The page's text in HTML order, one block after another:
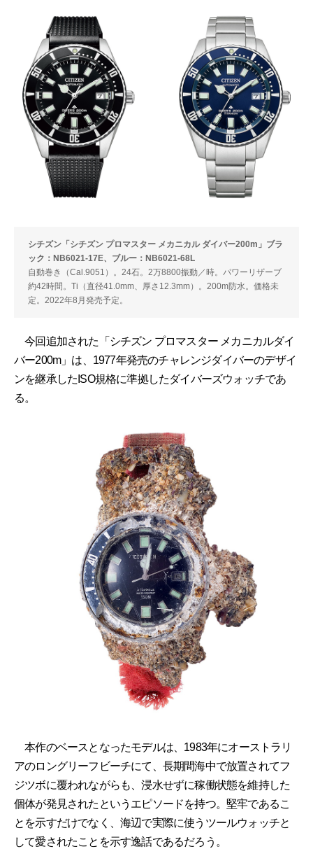
シチズン「シチズン プロマスター メカニカル ダイバー200m」ブラ
ック：NB6021-17E、ブルー：NB6021-68L
自動巻き（Cal.9051）。24石。2万8800振動／時。パワーリザーブ
約42時間。Ti（直径41.0mm、厚さ12.3mm）。200m防水。価格未
定。2022年8月発売予定。
今回追加された「シチズン プロマスター メカニカルダイ
バー200m」は、1977年発売のチャレンジダイバーのデザイ
ンを継承したISO規格に準拠したダイバーズウォッチであ
る。
本作のベースとなったモデルは、1983年にオーストラリ
アのロングリーフビーチにて、長期間海中で放置されてフ
ジツボに覆われながらも、浸水せずに稼働状態を維持した
個体が発見されたというエピソードを持つ。堅牢であるこ
とを示すだけでなく、海辺で実際に使うツールウォッチと
して愛されたことを示す逸話であるだろう。